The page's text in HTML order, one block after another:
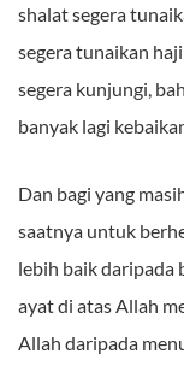
shalat segera
segera tunaikan
segera kunjungi,
banyak lagi
Dan bagi yang
saatnya untuk
lebih baik daripada
ayat di atas Allah
Allah daripada